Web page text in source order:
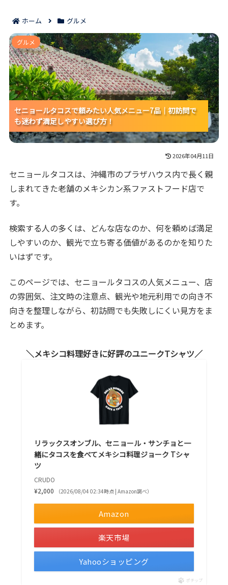
ホーム グルメ
セニョールタコスで頼みたい人気メニュー7品｜初訪問
でも迷わず満足しやすい選び方！
セニョールタコスで頼みたい人気メニュー7品｜初訪問で
も迷わず満足しやすい選び方！
セニョールタコスで頼みたい人気メニュー7品｜初訪問で
も迷わず満足しやすい選び方！
セニョールタコスで頼みたい人気メニュー7品｜初訪問で
も迷わず満足しやすい選び方！
グルメ
2026年04月11日
セニョールタコスは、沖縄市のプラザハウス内で長く親
しまれてきた老舗のメキシカン系ファストフード店で
す。
検索する人の多くは、どんな店なのか、何を頼めば満足
しやすいのか、観光で立ち寄る価値があるのかを知りた
いはずです。
このページでは、セニョールタコスの人気メニュー、店
の雰囲気、注文時の注意点、観光や地元利用での向き不
向きを整理しながら、初訪問でも失敗しにくい見方をま
とめます。
メキシコ料理好きに好評のユニークTシャツ
リラックスオンブル、セニョール・サンチョと一
緒にタコスを食べてメキシコ料理ジョーク Tシャ
ツ
CRUDO
¥2,000
（2026/08/04 02:34時点 | Amazon調べ）
Amazon
楽天市場
Yahooショッピング
ポチップ